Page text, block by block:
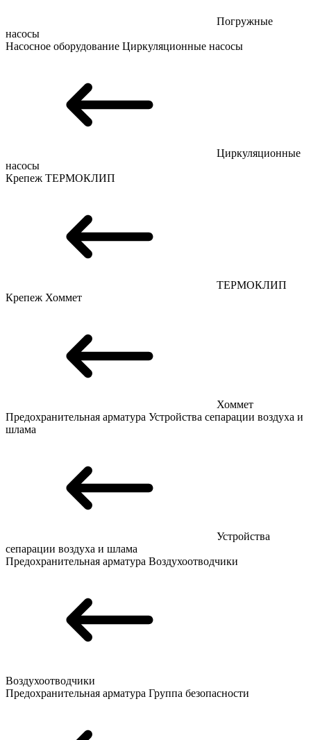
Погружные
насосы
Насосное оборудование Циркуляционные насосы
Циркуляционные
насосы
Крепеж ТЕРМОКЛИП
ТЕРМОКЛИП
Крепеж Хоммет
Хоммет
Предохранительная арматура Устройства сепарации воздуха и
шлама
Устройства
сепарации воздуха и шлама
Предохранительная арматура Воздухоотводчики
Воздухоотводчики
Предохранительная арматура Группа безопасности